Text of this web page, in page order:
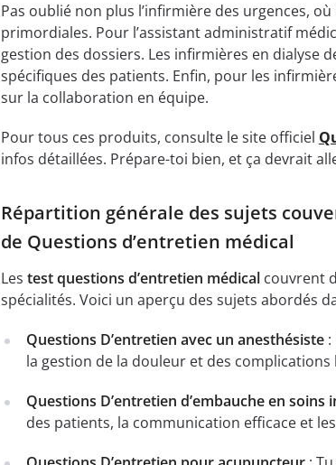
Pas oublié non plus l’infirmière des urgences,
primordiales. Pour l’assistant administratif
gestion des dossiers. Les infirmières en dialyse
spécifiques des patients. Enfin, pour les
sur la collaboration en équipe.
Pour tous ces produits, consulte le site officiel
infos détaillées. Prépare-toi bien, et ça devrait
Répartition générale des sujets
de Questions d’entretien médical
Les test questions d’entretien médicalcouvrent
spécialités. Voici un aperçu des sujets abordés
Questions D’entretien avec un anesthésiste:
la gestion de la douleur et des complications
Questions D’entretien d’embauche en soins
des patients, la communication efficace et